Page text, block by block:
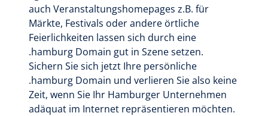
auch Veranstaltungshomepages z.B. für
Märkte, Festivals oder andere örtliche
Feierlichkeiten lassen sich durch eine
.hamburg Domain gut in Szene setzen.
Sichern Sie sich jetzt Ihre persönliche
.hamburg Domain und verlieren Sie also keine
Zeit, wenn Sie Ihr Hamburger Unternehmen
adäquat im Internet repräsentieren möchten.